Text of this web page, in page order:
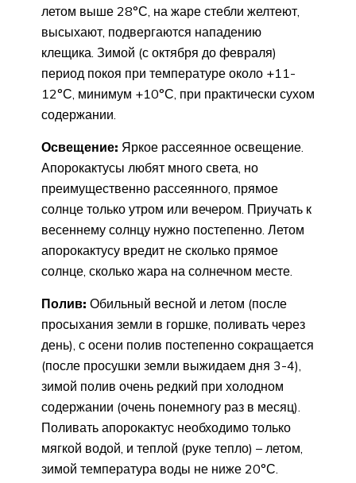
летом выше 28°С, на жаре стебли желтеют,
высыхают, подвергаются нападению
клещика. Зимой (с октября до февраля)
период покоя при температуре около +11-
12°С, минимум +10°С, при практически сухом
содержании.
Освещение: Яркое рассеянное освещение.
Апорокактусы любят много света, но
преимущественно рассеянного, прямое
солнце только утром или вечером. Приучать к
весеннему солнцу нужно постепенно. Летом
апорокактусу вредит не сколько прямое
солнце, сколько жара на солнечном месте.
Полив: Обильный весной и летом (после
просыхания земли в горшке, поливать через
день), с осени полив постепенно сокращается
(после просушки земли выжидаем дня 3-4),
зимой полив очень редкий при холодном
содержании (очень понемногу раз в месяц).
Поливать апорокактус необходимо только
мягкой водой, и теплой (руке тепло) – летом,
зимой температура воды не ниже 20°С.